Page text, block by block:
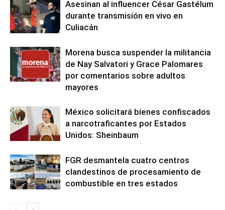
Asesinan al influencer César Gastélum
durante transmisión en vivo en
Culiacán
Morena busca suspender la militancia
de Nay Salvatori y Grace Palomares
por comentarios sobre adultos
mayores
México solicitará bienes confiscados
a narcotraficantes por Estados
Unidos: Sheinbaum
FGR desmantela cuatro centros
clandestinos de procesamiento de
combustible en tres estados